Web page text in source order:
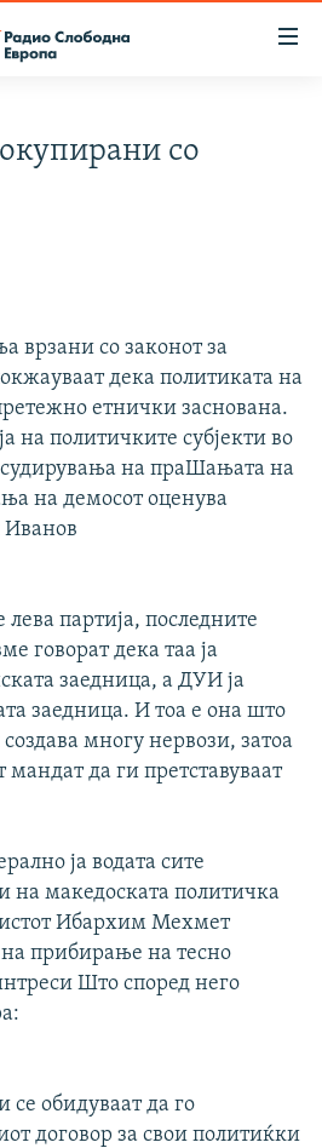
со
врзани со законот за
дека политиката на
етнички заснована.
на политичките субјекти во
судирувања на праШањата на
на демосот оценува
Иванов
партија, последните
говорат дека таа ја
заедница, а ДУИ ја
заедница. И тоа е она што
многу нервози, затоа
да ги претставуваат
ја водата сите
на македоската политичка
Ибархим Мехмет
прибирање на тесно
Што според него
се обидуваат да го
договор за свои политиќки